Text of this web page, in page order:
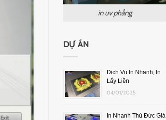
in uv phẳng
DỰ ÁN
Dịch Vụ In Nhanh, In
Lấy Liền
04/01/2025
In Nhanh Thủ Đức Giá